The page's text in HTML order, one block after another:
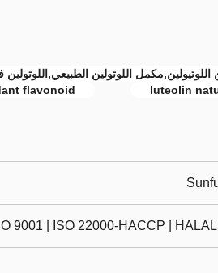
اللوتولين الطبيعي,اللوتولين
luteolin
flavonoid
9001 | ISO 22000-HACCP |